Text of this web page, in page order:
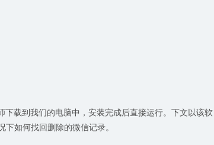
下载到我们的电脑中，安装完成后直接运行。下文以该软
如何找回删除的微信记录。